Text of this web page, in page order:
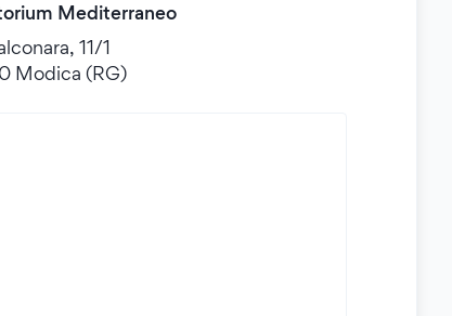
Mediterraneo
11/1
Modica (RG)